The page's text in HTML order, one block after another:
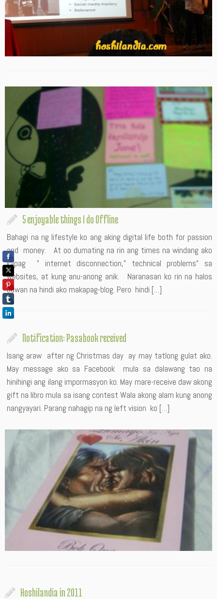
5 enjoyable things I do Offline
Bahagi na ng lifestyle ko ang aking digital life both for passion
and money. At oo dumating na rin ang times na windang ako
kapag ” internet disconnection,” technical problems” sa
websites, at kung anu-anong anik. Naranasan ko rin na halos
buwan na hindi ako makapag-blog. Pero hindi […]
Notification: Pasabook received
Isang araw after ng Christmas day ay may tatlong gulat ako.
May message ako sa Facebook mula sa dalawang tao na
hinihingi ang ilang impormasyon ko. May mare-receive daw akong
gift na libro mula sa isang contest Wala akong alam kung anong
nangyayari. Parang nahagip na ng left vision ko […]
Hoshilandia in 2011